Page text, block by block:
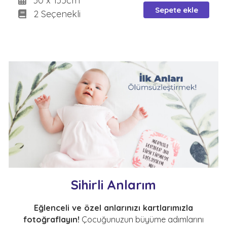
2 Seçenekli
Sepete ekle
Sihirli Anlarım
Eğlenceli ve özel anlarınızı kartlarımızla
fotoğraflayın! Çocuğunuzun büyüme adımlarını